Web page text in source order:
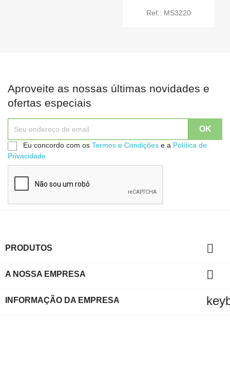
Ref.: MS3220
Aproveite as nossas últimas novidades e
ofertas especiais
Eu concordo com os Termos e Condições e a Política de
Privacidade
PRODUTOS 
A NOSSA EMPRESA 
INFORMAÇÃO DA EMPRESA